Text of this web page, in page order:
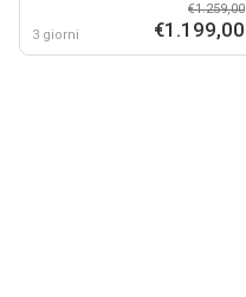
3 giorni
€1.259,00
€1.199,00